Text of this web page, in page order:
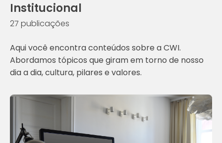
Institucional
27 publicações
Aqui você encontra conteúdos sobre a CWI.
Abordamos tópicos que giram em torno de nosso
dia a dia, cultura, pilares e valores.